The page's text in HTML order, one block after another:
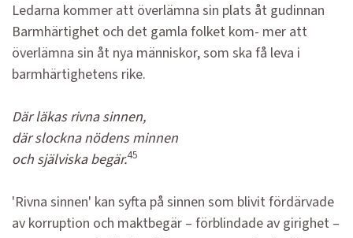
Ledarna kommer att överlämna sin plats åt gudinnan
Barmhärtighet och det gamla folket kom- mer att
överlämna sin åt nya människor, som ska få leva i
barmhärtighetens rike.
Där läkas rivna sinnen,
där slockna nödens minnen
och själviska begär.45
'Rivna sinnen' kan syfta på sinnen som blivit fördärvade
av korruption och maktbegär – förblindade av girighet –